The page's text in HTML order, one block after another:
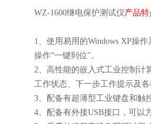
WZ-1600继电保护测试仪产品
1、使用易用的Windows XP操
操作“一键到位”。
2、高性能的嵌入式工业控制计
工作状态、下一步工作提示及
3、配备有超薄型工业键盘和触
4、配备有外接USB接口，可以